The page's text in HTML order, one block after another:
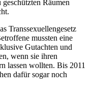
Räumen
Transsexuellengesetz
mussten eine
Gutachten und
wenn sie ihren
lassen wollten. Bis 2011
dafür sogar noch